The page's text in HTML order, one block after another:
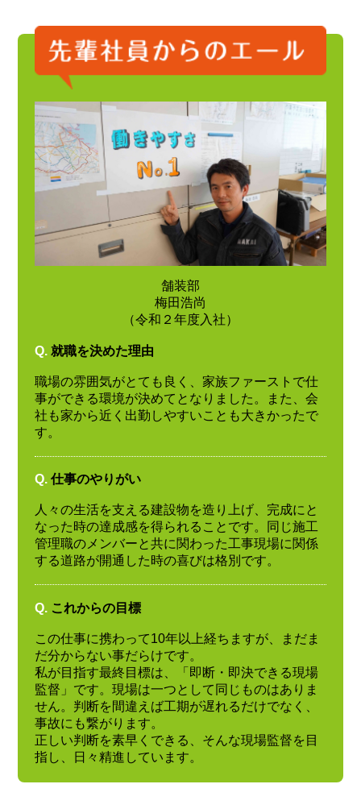
舗装部
梅田浩尚
（令和２年度入社）
Q. 就職を決めた理由
職場の雰囲気がとても良く、家族ファーストで仕
事ができる環境が決めてとなりました。また、会
社も家から近く出勤しやすいことも大きかったで
す。
Q. 仕事のやりがい
人々の生活を支える建設物を造り上げ、完成にと
なった時の達成感を得られることです。同じ施工
管理職のメンバーと共に関わった工事現場に関係
する道路が開通した時の喜びは格別です。
Q. これからの目標
この仕事に携わって10年以上経ちますが、まだま
だ分からない事だらけです。
私が目指す最終目標は、「即断・即決できる現場
監督」です。現場は一つとして同じものはありま
せん。判断を間違えば工期が遅れるだけでなく、
事故にも繋がります。
正しい判断を素早くできる、そんな現場監督を目
指し、日々精進しています。